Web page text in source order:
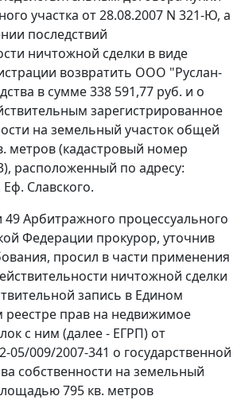
участка от 28.08.2007 N 321-Ю, а
последствий
ничтожной сделки в виде
возвратить ООО "Руслан-
в сумме 338 591,77 руб. и о
зарегистрированное
на земельный участок общей
метров (кадастровый номер
расположенный по адресу:
Еф. Славского.
49Арбитражного процессуального
Федерации прокурор, уточнив
просил в части применения
ничтожной сделки
запись в Едином
реестре прав на недвижимое
с ним (далее - ЕГРП) от
05/009/2007-341 о государственной
собственности на земельный
795 кв. метров